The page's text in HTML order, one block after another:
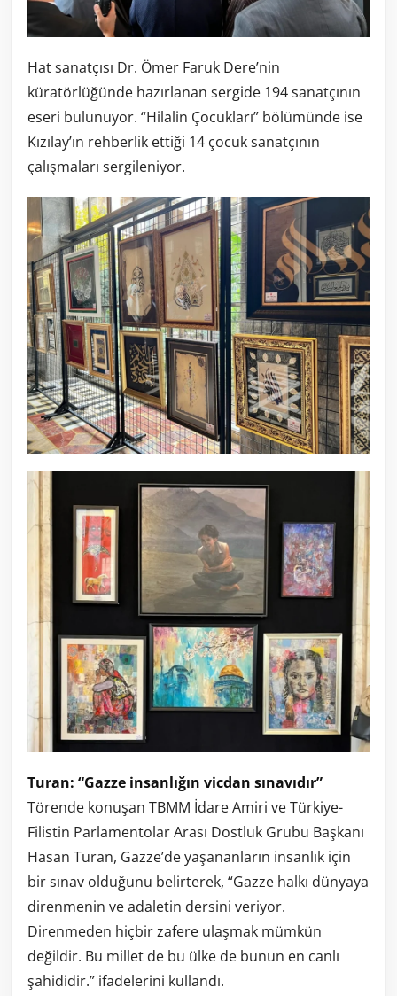
Hat sanatçısı Dr. Ömer Faruk Dere’nin
küratörlüğünde hazırlanan sergide 194 sanatçının
eseri bulunuyor. “Hilalin Çocukları” bölümünde ise
Kızılay’ın rehberlik ettiği 14 çocuk sanatçının
çalışmaları sergileniyor.
Turan: “Gazze insanlığın vicdan sınavıdır”
Törende konuşan TBMM İdare Amiri ve Türkiye-
Filistin Parlamentolar Arası Dostluk Grubu Başkanı
Hasan Turan, Gazze’de yaşananların insanlık için
bir sınav olduğunu belirterek, “Gazze halkı dünyaya
direnmenin ve adaletin dersini veriyor.
Direnmeden hiçbir zafere ulaşmak mümkün
değildir. Bu millet de bu ülke de bunun en canlı
şahididir.” ifadelerini kullandı.